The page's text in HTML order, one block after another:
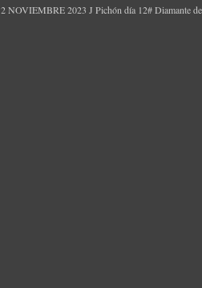
2 NOVIEMBRE 2023 J Pichón día 12# Diamante